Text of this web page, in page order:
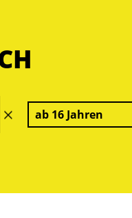
Filter
löschen
ab 16 Jahren